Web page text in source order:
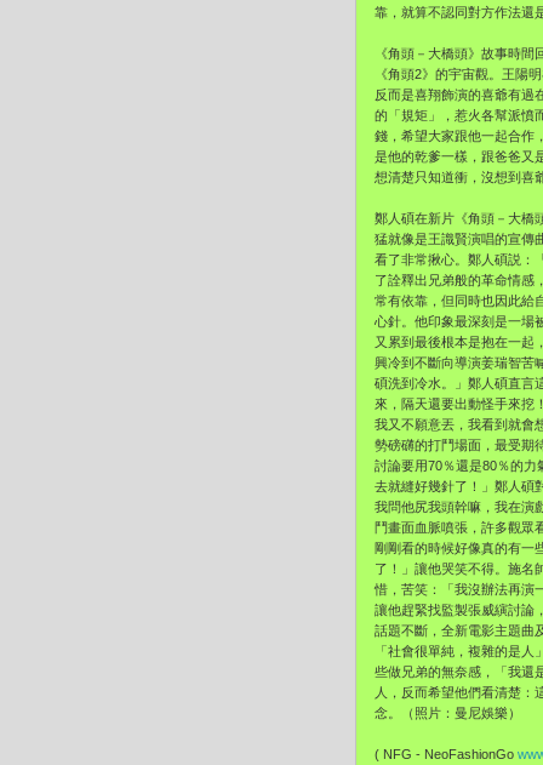
靠，就算不認同對方作法還
《角頭－大橋頭》故事時
《角頭2》的宇宙觀。王陽
反而是喜翔飾演的喜爺有過
的「規矩」，惹火各幫派憤
錢，希望大家跟他一起合作
是他的乾爹一樣，跟爸爸又
想清楚只知道衝， 沒想到喜
鄭人碩在新片《角頭－大橋
猛就像是王識賢演唱的宣傳
看了非常揪心。鄭人碩説：
了詮釋出兄弟般的革命情感
常有依靠，但同時也因此給
心針。 他印象最深刻是一場
又累到最後根本是抱在一起
興冷到不斷向導演姜瑞智苦
碩洗到冷水。」鄭人碩直言
來， 隔天還要出動怪手來挖
我又不願意丟， 我看到就會
勢磅礴的打鬥場面，最受期
討論要用70％還是80％的力
去就縫好幾針了！」 鄭人碩
我問他尻我頭幹嘛，我在演
鬥畫面血脈噴張， 許多觀眾
剛剛看的時候好像真的有一
了！」讓他哭笑不得。 施名
惜，苦笑：「我沒辦法再演
讓他趕緊找監製張威縯討論
話題不斷， 全新電影主題曲
「社會很單純，複雜的是
些做兄弟的無奈感，「我還
人， 反而希望他們看清楚：
念。（ 照片：曼尼娛樂）
( NFG - NeoFashionGo